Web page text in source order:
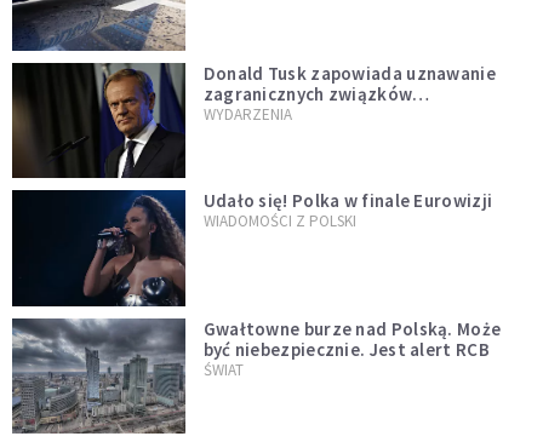
Donald Tusk zapowiada uznawanie
zagranicznych związków
jednopłciowych. "Państwo oblało ten
WYDARZENIA
Udało się! Polka w finale Eurowizji
WIADOMOŚCI Z POLSKI
Gwałtowne burze nad Polską. Może
być niebezpiecznie. Jest alert RCB
ŚWIAT